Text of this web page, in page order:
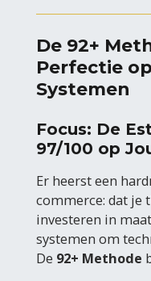
De 92+
Perfectie
Systemen
Focus: De
97/100 op
Er heerst een
commerce: dat je
investeren in
systemen om
De 92+ Methode